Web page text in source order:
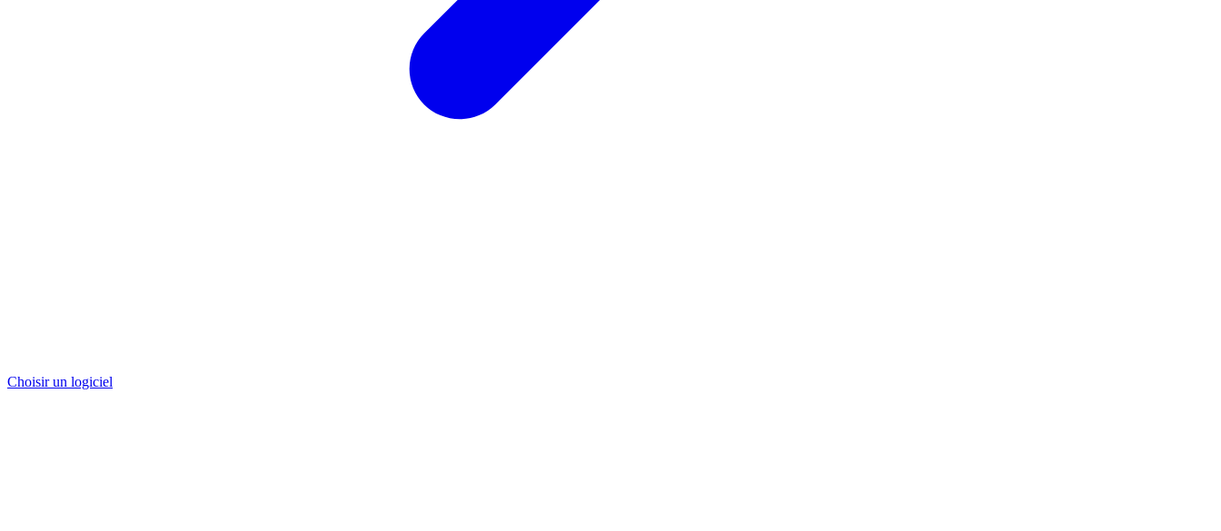
Choisir un logiciel